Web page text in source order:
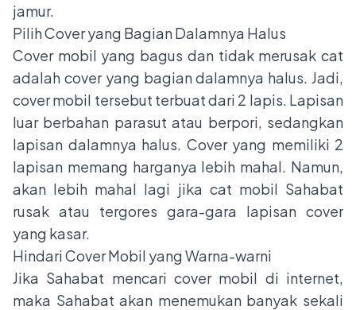
jamur.
Pilih Cover yang Bagian Dalamnya Halus
Cover mobil yang bagus dan tidak merusak cat
adalah cover yang bagian dalamnya halus. Jadi,
cover mobil tersebut terbuat dari 2 lapis. Lapisan
luar berbahan parasut atau berpori, sedangkan
lapisan dalamnya halus. Cover yang memiliki 2
lapisan memang harganya lebih mahal. Namun,
akan lebih mahal lagi jika cat mobil Sahabat
rusak atau tergores gara-gara lapisan cover
yang kasar.
Hindari Cover Mobil yang Warna-warni
Jika Sahabat mencari cover mobil di internet,
maka Sahabat akan menemukan banyak sekali